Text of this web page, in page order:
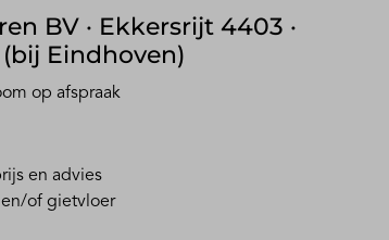
BV · Ekkersrijt 4403 ·
Eindhoven)
op afspraak
en advies
of gietvloer